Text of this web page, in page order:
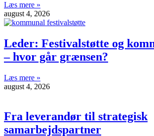
Læs mere »
august 4, 2026
Leder: Festivalstøtte og
– hvor går grænsen?
Læs mere »
august 4, 2026
Fra leverandør til strategisk
samarbejdspartner